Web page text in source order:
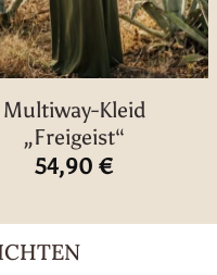
Multiway-Kleid
„Freigeist“
54,90€